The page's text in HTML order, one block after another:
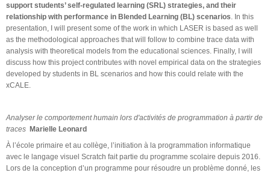
support students’ self-regulated learning (SRL) strategies, and their
relationship with performance in Blended Learning (BL) scenarios. In this
presentation, I will present some of the work in which LASER is based as well
as the methodological approaches that will follow to combine trace data with
analysis with theoretical models from the educational sciences. Finally, I will
discuss how this project contributes with novel empirical data on the strategies
developed by students in BL scenarios and how this could relate with the
xCALE.
Analyser le comportement humain lors d'activités de programmation à partir de
traces Marielle Leonard
À l’école primaire et au collège, l’initiation à la programmation informatique
avec le langage visuel Scratch fait partie du programme scolaire depuis 2016.
Lors de la conception d’un programme pour résoudre un problème donné, les